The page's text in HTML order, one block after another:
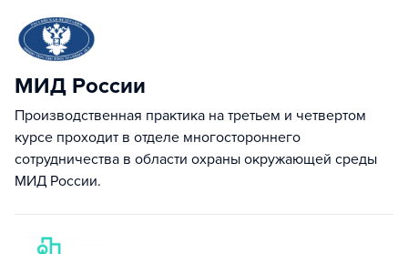
МИД России
Производственная практика на третьем и четвертом
курсе проходит в отделе многостороннего
сотрудничества в области охраны окружающей среды
МИД России.